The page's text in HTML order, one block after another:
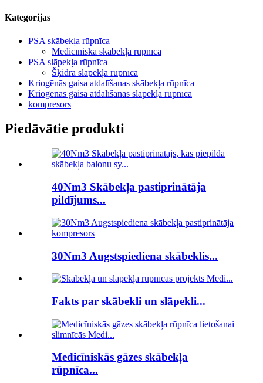
Kategorijas
PSA skābekļa rūpnīca
Medicīniskā skābekļa rūpnīca
PSA slāpekļa rūpnīca
Šķidrā slāpekļa rūpnīca
Kriogēnās gaisa atdalīšanas skābekļa rūpnīca
Kriogēnās gaisa atdalīšanas slāpekļa rūpnīca
kompresors
Piedāvātie produkti
40Nm3 Skābekļa pastiprinātāja
pildījums...
30Nm3 Augstspiediena skābeklis...
Fakts par skābekli un slāpekli...
Medicīniskās gāzes skābekļa
rūpnīca...